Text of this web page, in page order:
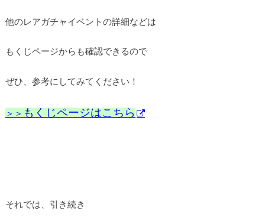
他のレアガチャイベントの詳細などは
もくじページからも確認できるので
ぜひ、参考にしてみてください！
＞＞ もくじページはこちら
それでは、引き続き